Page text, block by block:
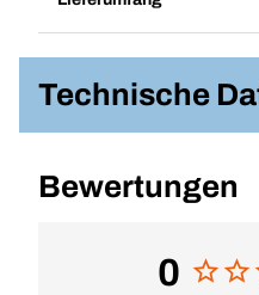
Technische
Bewertungen
0